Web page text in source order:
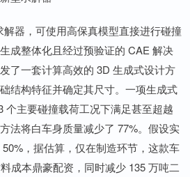
器，可使用高保真模型直接进行碰撞
成整体化且经过预验证的 CAE 解决
了一套计算高效的 3D 生成式设计方
结构特征并确定其尺寸。一项生成式
个主要碰撞载荷工况下满足甚至超越
法将白车身质量减少了 77%。假设实
，据估算，仅在制造环节，这款车
成本鼎豪配资，同时减少 135 万吨二